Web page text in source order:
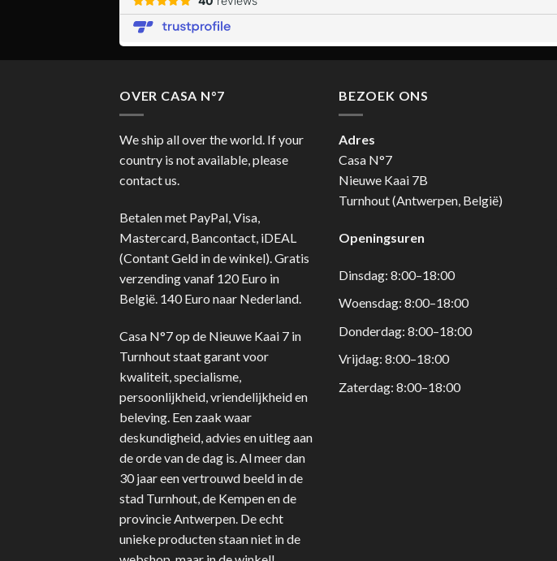
OVER CASA N°7
We ship all over the world. If your
country is not available, please
contact us.
Betalen met PayPal, Visa,
Mastercard, Bancontact, iDEAL
(Contant Geld in de winkel). Gratis
verzending vanaf 120 Euro in
België. 140 Euro naar Nederland.
Casa N°7 op de Nieuwe Kaai 7 in
Turnhout staat garant voor
kwaliteit, specialisme,
persoonlijkheid, vriendelijkheid en
beleving. Een zaak waar
deskundigheid, advies en uitleg aan
de orde van de dag is. Al meer dan
30 jaar een vertrouwd beeld in de
stad Turnhout, de Kempen en de
provincie Antwerpen. De echt
unieke producten staan niet in de
BEZOEK ONS
Adres
Casa N°7
Nieuwe Kaai 7B
Turnhout (Antwerpen, België)
Openingsuren
Dinsdag: 8:00–18:00
Woensdag: 8:00–18:00
Donderdag: 8:00–18:00
Vrijdag: 8:00–18:00
Zaterdag: 8:00–18:00